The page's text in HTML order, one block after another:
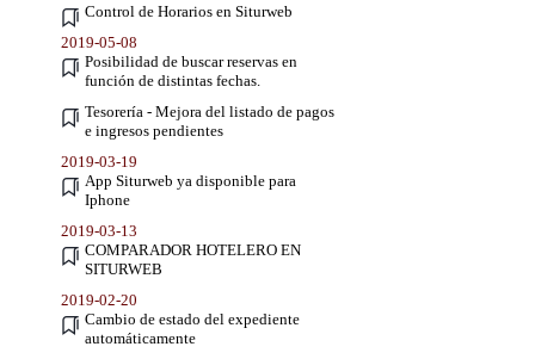
Control de Horarios en Siturweb
2019-05-08
Posibilidad de buscar reservas en
función de distintas fechas.
Tesorería - Mejora del listado de pagos
e ingresos pendientes
2019-03-19
App Siturweb ya disponible para
Iphone
2019-03-13
COMPARADOR HOTELERO EN
SITURWEB
2019-02-20
Cambio de estado del expediente
automáticamente